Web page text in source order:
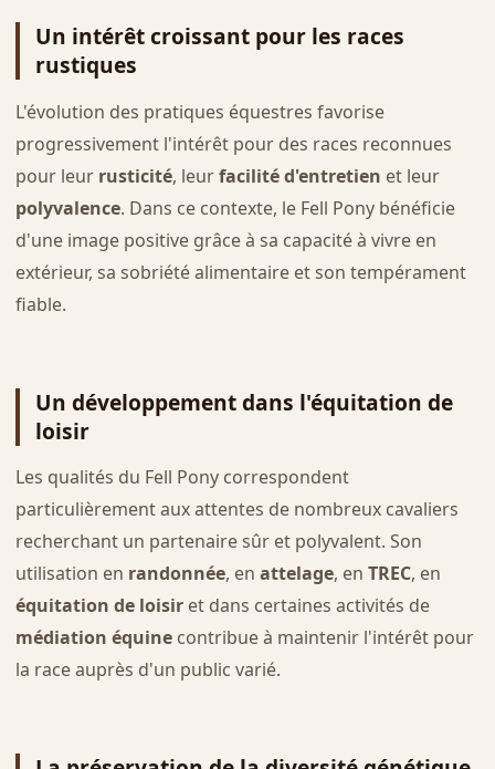
Un intérêt croissant pour les races
rustiques
L'évolution des pratiques équestres favorise
progressivement l'intérêt pour des races reconnues
pour leur rusticité, leurfacilité d'entretien et leur
polyvalence. Dans ce contexte, le Fell Pony bénéficie
d'une image positive grâce à sa capacité à vivre en
extérieur, sa sobriété alimentaire et son tempérament
fiable.
Un développement dans l'équitation de
loisir
Les qualités du Fell Pony correspondent
particulièrement aux attentes de nombreux cavaliers
recherchant un partenaire sûr et polyvalent. Son
utilisation en randonnée, en attelage, en TREC, en
équitation de loisiret dans certaines activités de
médiation équinecontribue à maintenir l'intérêt pour
la race auprès d'un public varié.